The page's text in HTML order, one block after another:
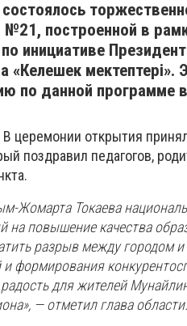
построенной в
инициативе
мектептері».
по данной программе в
церемонии открытия
поздравил педагогов,
Жомарта Токаева
на повышение качества
разрыв между городом и
и формирования
для жителей
— отметил глава области.